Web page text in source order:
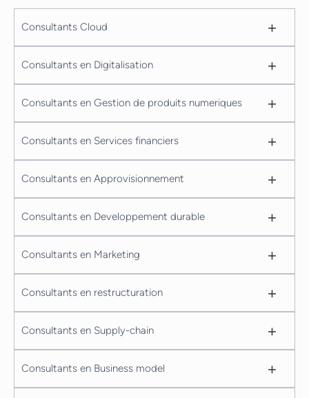
Consultants Cloud +
Consultants en Digitalisation +
Consultants en Gestion de produits numeriques +
Consultants en Services financiers +
Consultants en Approvisionnement +
Consultants en Developpement durable +
Consultants en Marketing +
Consultants en restructuration +
Consultants en Supply-chain +
Consultants en Business model
+